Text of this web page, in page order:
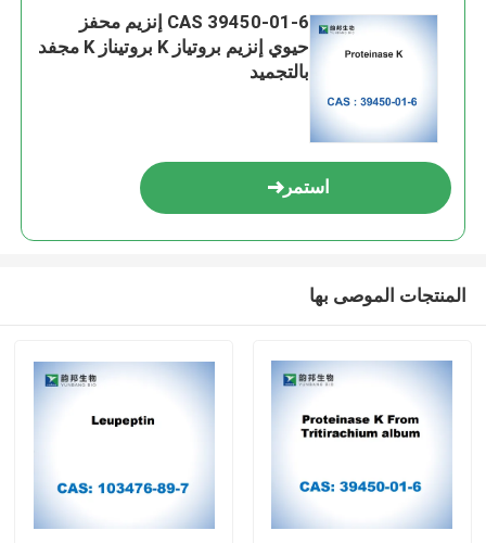
CAS 39450-01-6 إنزيم محفز
حيوي إنزيم بروتياز K بروتيناز K مجفد
بالتجميد
استمر
المنتجات الموصى بها